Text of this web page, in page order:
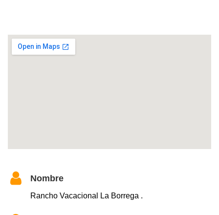
Nombre
Rancho Vacacional La Borrega .